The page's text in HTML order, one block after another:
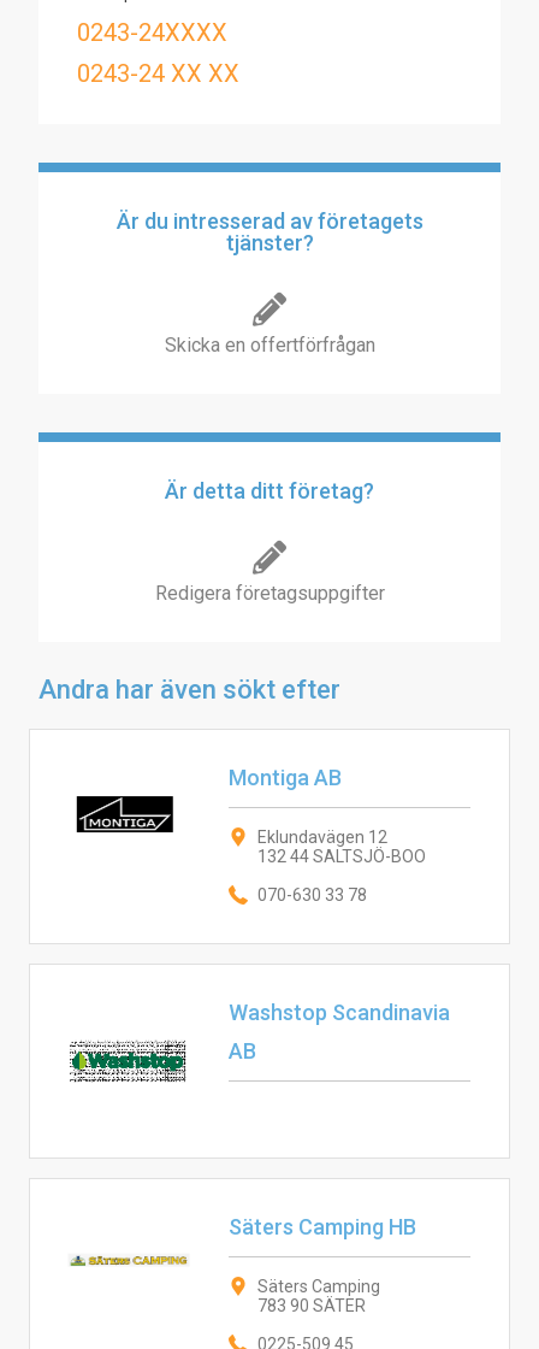
0243-24XXXX
0243-24 XX XX
Är du intresserad av företagets
tjänster?
Skicka en offertförfrågan
Är detta ditt företag?
Redigera företagsuppgifter
Andra har även sökt efter
Montiga AB
Eklundavägen 12
132 44 SALTSJÖ-BOO
070-630 33 78
Washstop Scandinavia
AB
Säters Camping HB
Säters Camping
783 90 SÄTER
0225-509 45